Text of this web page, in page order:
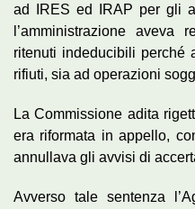
ad IRES ed IRAP per gli
l’amministrazione aveva
ritenuti indeducibili perché
rifiuti, sia ad operazioni
La Commissione adita
era riformata in appello,
annullava gli avvisi di
Avverso tale sentenza